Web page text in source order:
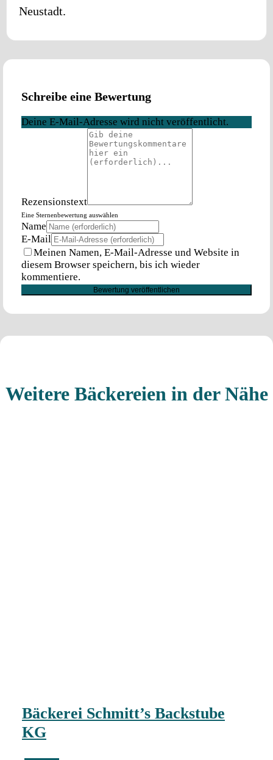
Neustadt.
Schreibe eine Bewertung
Deine E-Mail-Adresse wird nicht veröffentlicht.
Rezensionstext
Eine Sternenbewertung auswählen
Name
E-Mail
Meinen Namen, E-Mail-Adresse und Website in
diesem Browser speichern, bis ich wieder
kommentiere.
Weitere Bäckereien in der Nähe
Bäckerei Schmitt’s Backstube
KG